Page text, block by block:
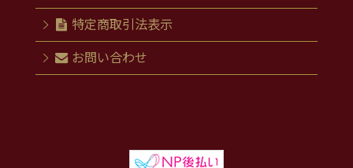
特定商取引法表示
お問い合わせ